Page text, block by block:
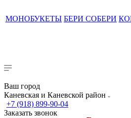
МОНОБУКЕТЫ БЕРИ СОБЕРИ
Ваш город
Каневская и Каневской район
+7 (918) 899-90-04
Заказать звонок